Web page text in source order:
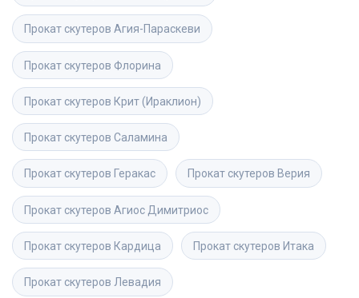
Прокат скутеров Агия-Параскеви
Прокат скутеров Флорина
Прокат скутеров Крит (Ираклион)
Прокат скутеров Саламина
Прокат скутеров Геракас Прокат скутеров Верия
Прокат скутеров Агиос Димитриос
Прокат скутеров Кардица Прокат скутеров Итака
Прокат скутеров Левадия